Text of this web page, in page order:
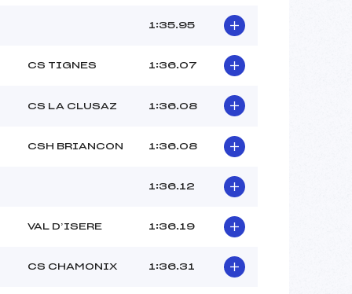
1:35.95
CS TIGNES 1:36.07
CS LA CLUSAZ 1:36.08
CSH BRIANCON 1:36.08
1:36.12
VAL D’ISERE 1:36.19
CS CHAMONIX 1:36.31